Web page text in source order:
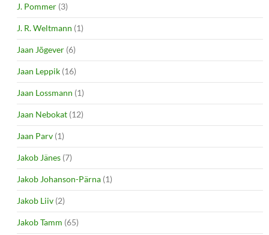
J. Pommer (3)
J. R. Weltmann (1)
Jaan Jõgever (6)
Jaan Leppik (16)
Jaan Lossmann (1)
Jaan Nebokat (12)
Jaan Parv (1)
Jakob Jänes (7)
Jakob Johanson-Pärna (1)
Jakob Liiv (2)
Jakob Tamm (65)